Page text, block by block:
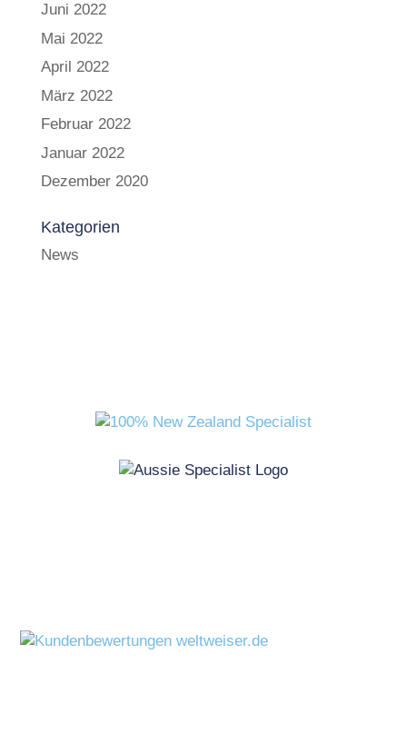
Juni 2022
Mai 2022
April 2022
März 2022
Februar 2022
Januar 2022
Dezember 2020
Kategorien
News